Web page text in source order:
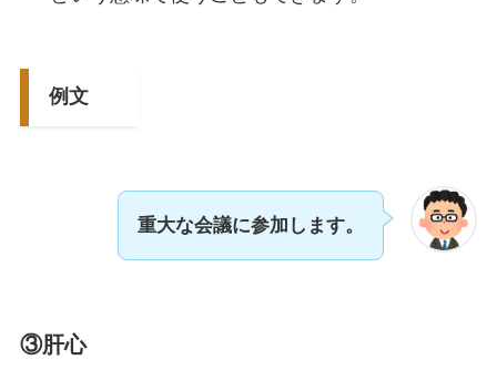
例文
重大な会議に参加します。
③肝心